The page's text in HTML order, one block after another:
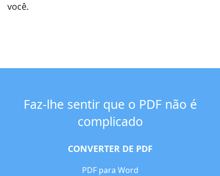
você.
Faz-lhe sentir que o PDF não é
complicado
CONVERTER DE PDF
PDF para Word